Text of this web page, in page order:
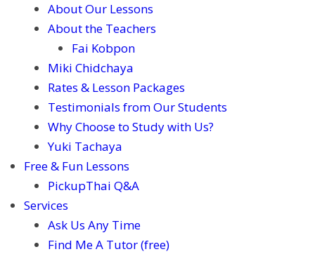
About Our Lessons
About the Teachers
Fai Kobpon
Miki Chidchaya
Rates & Lesson Packages
Testimonials from Our Students
Why Choose to Study with Us?
Yuki Tachaya
Free & Fun Lessons
PickupThai Q&A
Services
Ask Us Any Time
Find Me A Tutor (free)